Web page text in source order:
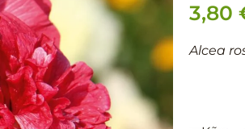
3,80
Alcea